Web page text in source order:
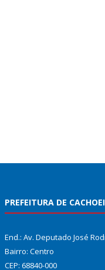
PREFEITURA DE
End.: Av. Deputado José
Bairro: Centro
CEP: 68840-000